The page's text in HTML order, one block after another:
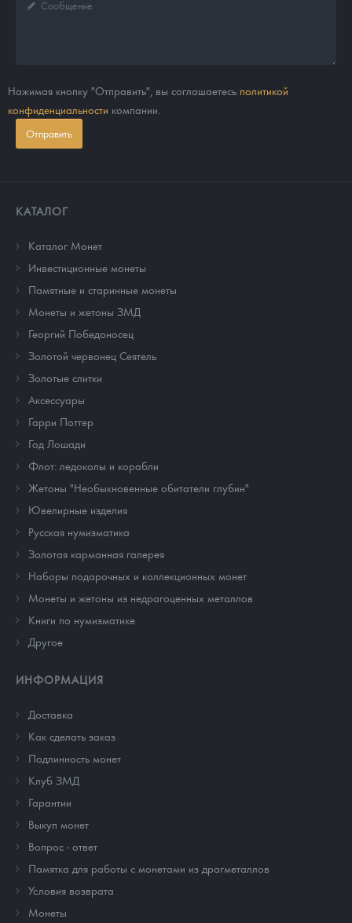
Нажимая кнопку "Отправить", вы соглашаетесь политикой
конфиденциальности компании.
Отправить
КАТАЛОГ
Каталог Монет
Инвестиционные монеты
Памятные и старинные монеты
Монеты и жетоны ЗМД
Георгий Победоносец
Золотой червонец Сеятель
Золотые слитки
Аксессуары
Гарри Поттер
Год Лошади
Флот: ледоколы и корабли
Жетоны "Необыкновенные обитатели глубин"
Ювелирные изделия
Русская нумизматика
Золотая карманная галерея
Наборы подарочных и коллекционных монет
Монеты и жетоны из недрагоценных металлов
Книги по нумизматике
Другое
ИНФОРМАЦИЯ
Доставка
Как сделать заказ
Подлинность монет
Клуб ЗМД
Гарантии
Выкуп монет
Вопрос - ответ
Памятка для работы с монетами из драгметаллов
Условия возврата
Монеты